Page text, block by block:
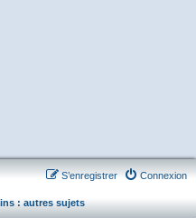
Connexion
S’enregistrer
: autres sujets